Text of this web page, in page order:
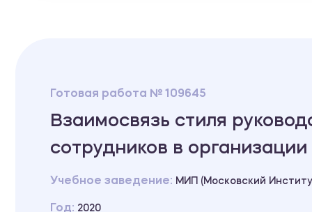
Готовая работа № 109645
Взаимосвязь стиля
сотрудников в организации
Учебное заведение: МИП (Московский
Год: 2020